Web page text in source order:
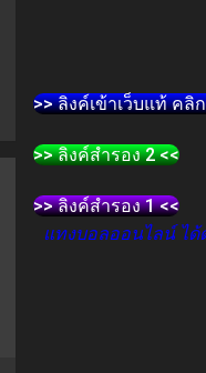
>> ลิงค์เข้าเว็บแท้ คลิ
>> ลิงค์สำรอง 2 <<
>> ลิงค์สำรอง 1 <<
แทงบอลออนไลน์ ไ